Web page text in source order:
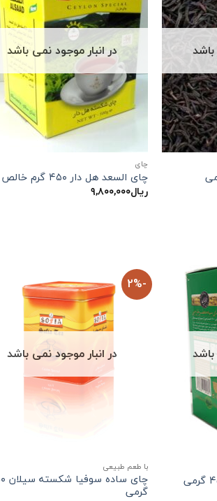
در انبار موجود نمی باشد
چاي
چای السعد هل دار ۴۵۰ گرم خالص
ریال۹,۸۰۰,۰۰۰
-2%
در انبار موجود نمی باشد
با طعم طبیعی
چای
گرمی